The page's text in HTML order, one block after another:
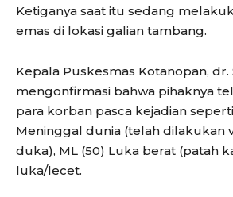
Ketiganya saat itu sedang
emas di lokasi galian tambang.
Kepala Puskesmas Kotanopan, dr.
mengonfirmasi bahwa pihaknya
para korban pasca kejadian
Meninggal dunia (telah dilakukan
duka), ML (50) Luka berat (patah
luka/lecet.